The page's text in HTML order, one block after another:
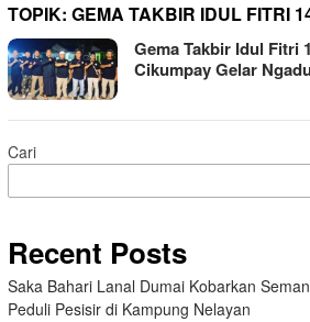
TOPIK: GEMA TAKBIR IDUL FITRI
Gema Takbir Idul Fitri
Cikumpay Gelar
Cari
Recent Posts
Saka Bahari Lanal Dumai Kobarkan
Peduli Pesisir di Kampung Nelayan